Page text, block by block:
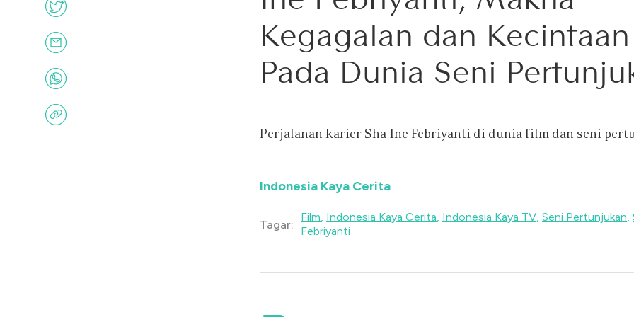
Kegagalan dan Kecintaan
Pada Dunia Seni
Perjalanan karier Sha Ine Febriyanti di dunia film dan seni
Indonesia Kaya Cerita
Tagar:
Film, Indonesia Kaya Cerita, Indonesia Kaya TV, Seni Pertunjukan,
Febriyanti